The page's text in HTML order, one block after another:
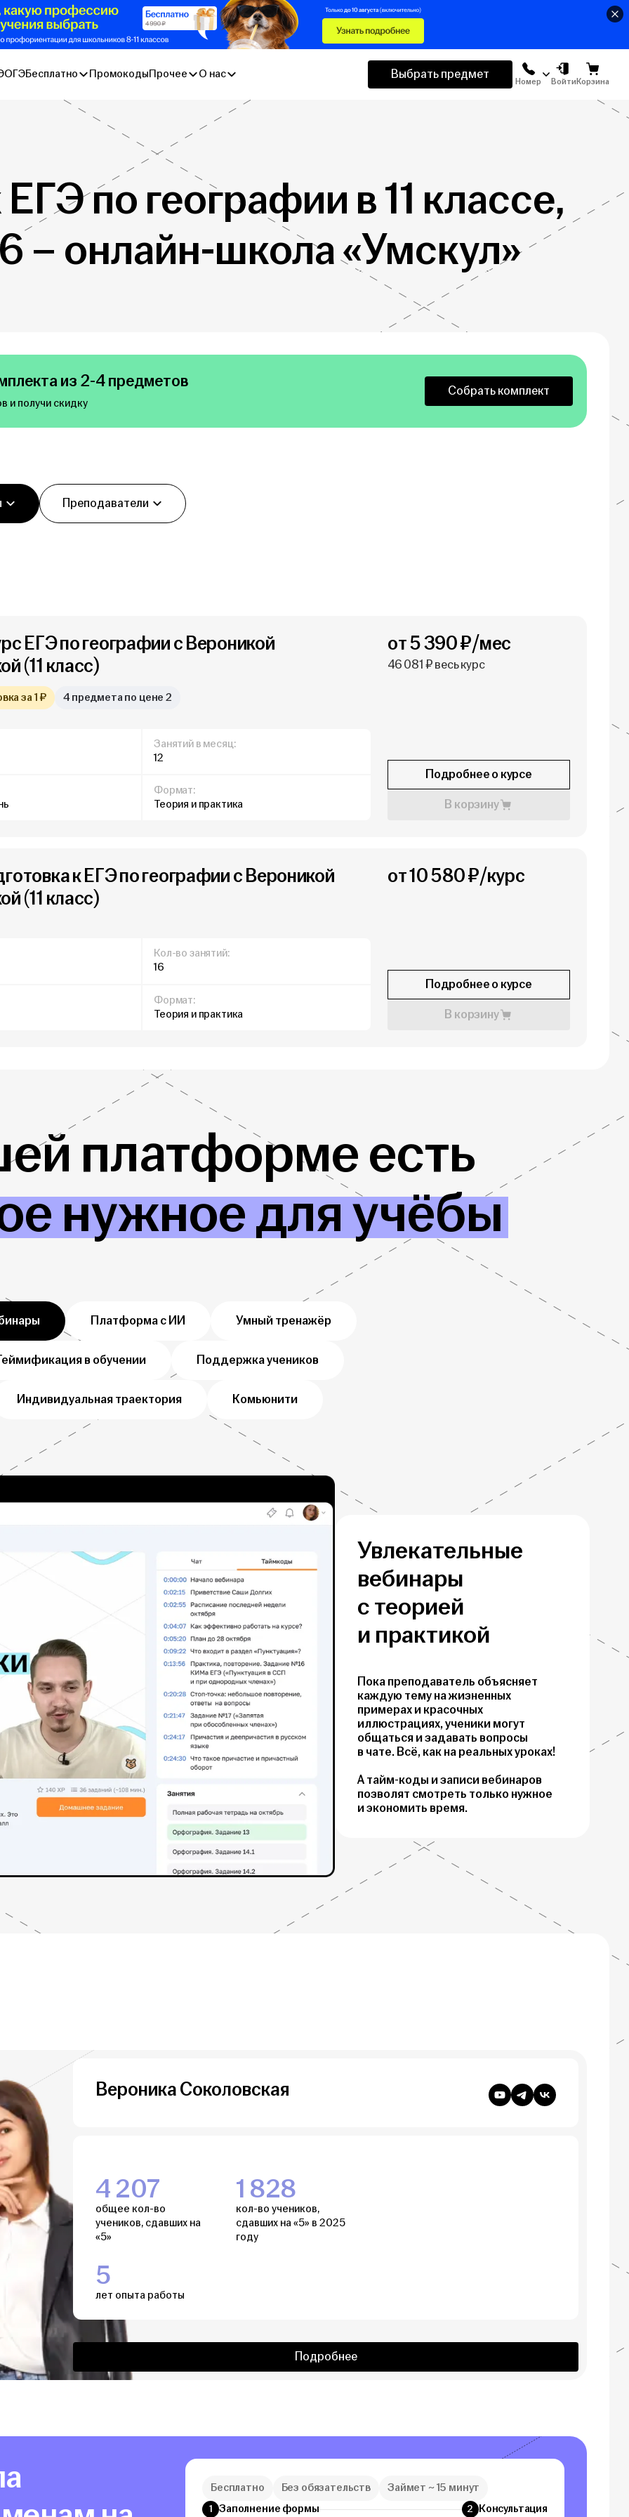
ОГЭБесплатно ПромокодыПрочее О нас Выбрать предмет
Номер ВойтиКорзина
по географии в 11 классе,
– онлайн-школа «Умскул»
из 2-4 предметов
и получи скидку
Собрать комплект
Преподаватели
ЕГЭ по географии с Вероникой
(11 класс)
за 1 ₽ 4 предмета по цене 2
Занятий в месяц:
12
Формат:
Теория и практика
от 5 390 ₽/мес
46 081 ₽ весь курс
Подробнее о курсе
В корзину
к ЕГЭ по географии с Вероникой
(11 класс)
Кол-во занятий:
16
Формат:
Теория и практика
от 10 580 ₽/курс
Подробнее о курсе
В корзину
платформе есть
нужное для учёбы
Платформа с ИИ Умный тренажёр
в обучении Поддержка учеников
Индивидуальная траектория Комьюнити
Увлекательные
вебинары
с теорией
и практикой
Пока преподаватель объясняет
каждую тему на жизненных
примерах и красочных
иллюстрациях, ученики могут
общаться и задавать вопросы
в чате. Всё, как на реальных уроках!
А тайм-коды и записи вебинаров
позволят смотреть только нужное
и экономить время.
Вероника Соколовская
4 207
общее кол-во
учеников, сдавших на
«5»
1 828
кол-во учеников,
сдавших на «5» в 2025
году
5
лет опыта работы
Подробнее
Бесплатно Без обязательств Займет ~ 15 минут
1 Заполнение формы 2 Консультация